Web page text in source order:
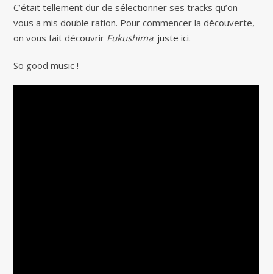
C’était tellement dur de sélectionner ses tracks qu’on
vous a mis double ration. Pour commencer la découverte,
on vous fait découvrir Fukushima. juste ici.
So good music !